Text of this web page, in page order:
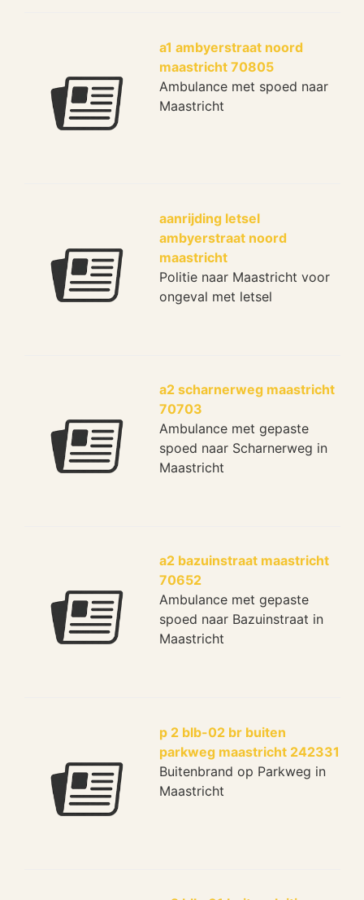
a1 ambyerstraat noord
maastricht 70805
Ambulance met spoed naar
Maastricht
aanrijding letsel
ambyerstraat noord
maastricht
Politie naar Maastricht voor
ongeval met letsel
a2 scharnerweg maastricht
70703
Ambulance met gepaste
spoed naar Scharnerweg in
Maastricht
a2 bazuinstraat maastricht
70652
Ambulance met gepaste
spoed naar Bazuinstraat in
Maastricht
p 2 blb-02 br buiten
parkweg maastricht 242331
Buitenbrand op Parkweg in
Maastricht